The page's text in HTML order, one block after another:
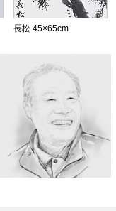
長松 45×65cm